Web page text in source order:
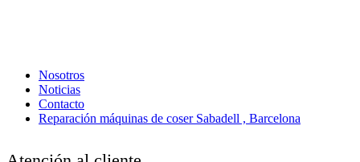
Nosotros
Noticias
Contacto
Reparación máquinas de coser Sabadell , Barcelona